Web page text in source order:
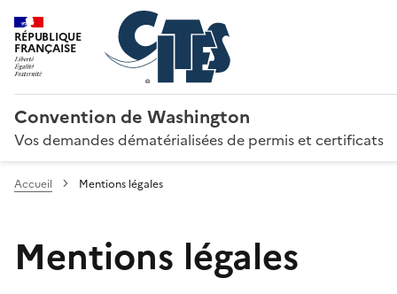
RÉPUBLIQUE
FRANÇAISE
Convention de Washington
Vos demandes dématérialisées de permis et certificats
Accueil Mentions légales
Mentions légales